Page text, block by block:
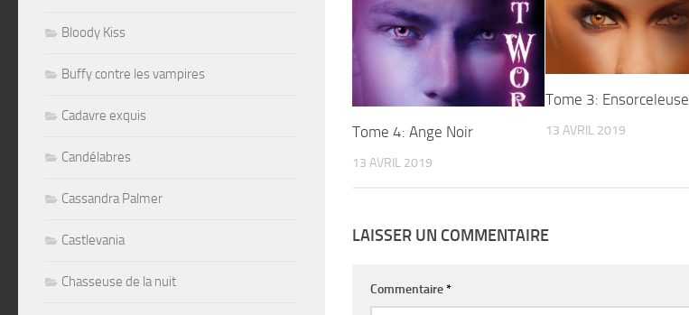
Tome 4: Ange Noir
13 AVRIL 2019
Tome 3: Ensorceleuse
13 AVRIL 2019
LAISSER UN COMMENTAIRE
Commentaire*
Bloody Kiss
Buffy contre les vampires
Cadavre exquis
Candélabres
Cassandra Palmer
Castlevania
Chasseuse de la nuit